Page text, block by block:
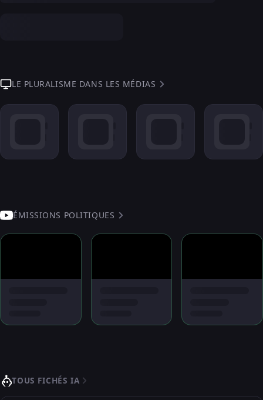
LE PLURALISME DANS LES MÉDIAS
ÉMISSIONS POLITIQUES
TOUS FICHÉS IA